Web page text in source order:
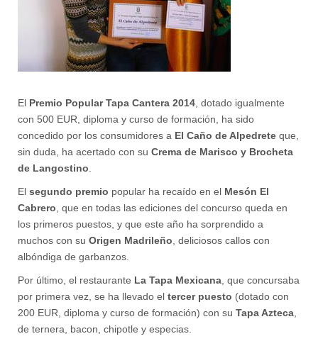
El Premio Popular Tapa Cantera 2014 , dotado igualmente
con 500 EUR, diploma y curso de formación, ha sido
concedido por los consumidores a El Caño de Alpedrete que,
sin duda, ha acertado con su Crema de Marisco y Brocheta
de Langostino
El segundo premio popular ha recaído en el Mesón El
Cabrero , que en todas las ediciones del concurso queda en
los primeros puestos, y que este año ha sorprendido a
muchos con su Origen Madrileño , deliciosos callos con
albóndiga de garbanzos.
Por último, el restaurante La Tapa Mexicana , que concursaba
por primera vez, se ha llevado el tercer puesto (dotado con
200 EUR, diploma y curso de formación) con su Tapa Azteca
de ternera, bacon, chipotle y especias.